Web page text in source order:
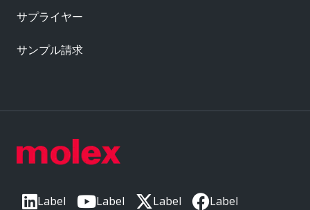
Label Label Label Label
サプライヤー
サンプル請求